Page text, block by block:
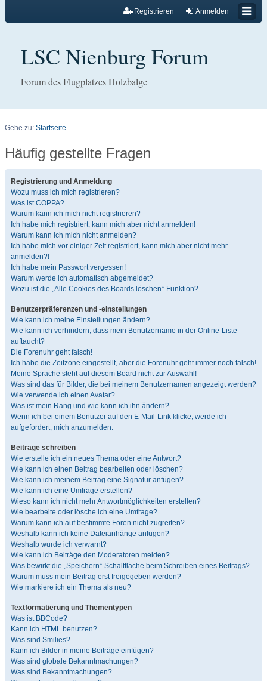
Anmelden
Registrieren
LSC Nienburg Forum
Forum des Flugplatzes Holzbalge
Gehe zu: Startseite
Häufig gestellte Fragen
Registrierung und Anmeldung
Wozu muss ich mich registrieren?
Was ist COPPA?
Warum kann ich mich nicht registrieren?
Ich habe mich registriert, kann mich aber nicht anmelden!
Warum kann ich mich nicht anmelden?
Ich habe mich vor einiger Zeit registriert, kann mich aber nicht mehr
anmelden?!
Ich habe mein Passwort vergessen!
Warum werde ich automatisch abgemeldet?
Wozu ist die „Alle Cookies des Boards löschen“-Funktion?
Benutzerpräferenzen und -einstellungen
Wie kann ich meine Einstellungen ändern?
Wie kann ich verhindern, dass mein Benutzername in der Online-Liste
auftaucht?
Die Forenuhr geht falsch!
Ich habe die Zeitzone eingestellt, aber die Forenuhr geht immer noch falsch!
Meine Sprache steht auf diesem Board nicht zur Auswahl!
Was sind das für Bilder, die bei meinem Benutzernamen angezeigt werden?
Wie verwende ich einen Avatar?
Was ist mein Rang und wie kann ich ihn ändern?
Wenn ich bei einem Benutzer auf den E-Mail-Link klicke, werde ich
aufgefordert, mich anzumelden.
Beiträge schreiben
Wie erstelle ich ein neues Thema oder eine Antwort?
Wie kann ich einen Beitrag bearbeiten oder löschen?
Wie kann ich meinem Beitrag eine Signatur anfügen?
Wie kann ich eine Umfrage erstellen?
Wieso kann ich nicht mehr Antwortmöglichkeiten erstellen?
Wie bearbeite oder lösche ich eine Umfrage?
Warum kann ich auf bestimmte Foren nicht zugreifen?
Weshalb kann ich keine Dateianhänge anfügen?
Weshalb wurde ich verwarnt?
Wie kann ich Beiträge den Moderatoren melden?
Was bewirkt die „Speichern“-Schaltfläche beim Schreiben eines Beitrags?
Warum muss mein Beitrag erst freigegeben werden?
Wie markiere ich ein Thema als neu?
Textformatierung und Thementypen
Was ist BBCode?
Kann ich HTML benutzen?
Was sind Smilies?
Kann ich Bilder in meine Beiträge einfügen?
Was sind globale Bekanntmachungen?
Was sind Bekanntmachungen?